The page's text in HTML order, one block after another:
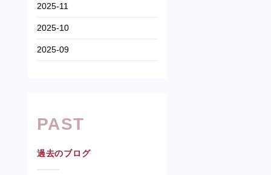
2025-11
2025-10
2025-09
PAST
過去のブログ